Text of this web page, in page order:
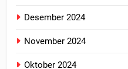
Desember 2024
November 2024
Oktober 2024